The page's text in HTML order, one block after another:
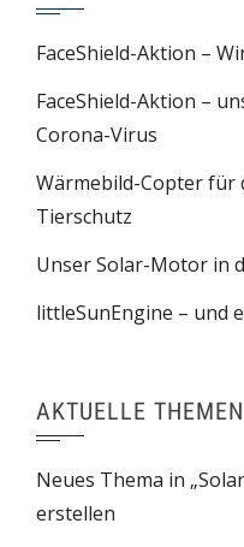
FaceShield-Aktion –
FaceShield-Aktion –
Corona-Virus
Wärmebild-Copter für
Tierschutz
Unser Solar-Motor in
littleSunEngine – und
AKTUELLE
Neues Thema in
erstellen